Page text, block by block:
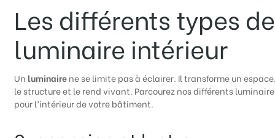
Les différents types de
luminaire intérieur
Un luminairene se limite pas à éclairer. Il transforme un
le structure et le rend vivant. Parcourez nos différents
pour l’intérieur de votre bâtiment.